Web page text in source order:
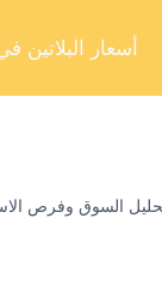
أسعار البلاتين